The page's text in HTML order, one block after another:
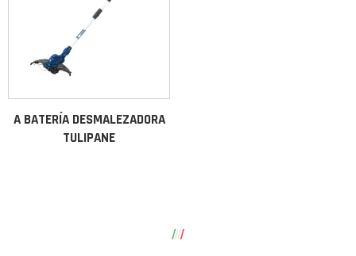
A BATERÍA DESMALEZADORA
TULIPANE